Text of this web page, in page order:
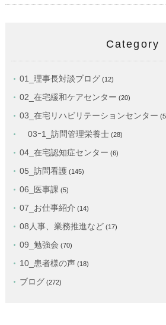
Category
01_理事長対談ブログ (12)
02_在宅緩和ケアセンター (20)
03_在宅リハビリテーションセンター
03ｰ1_訪問管理栄養士(28)
04_在宅認知症センター (6)
05_訪問看護 (145)
06_医事課 (5)
07_お仕事紹介 (14)
08人事、業務推進など(17)
09_勉強会 (70)
10_患者様の声 (18)
ブログ (272)